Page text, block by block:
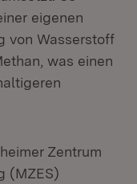
eigenen
von Wasserstoff
was einen
Zentrum
(MZES)